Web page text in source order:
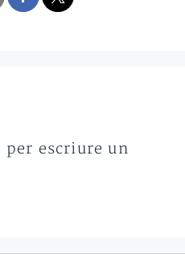
per escriure un